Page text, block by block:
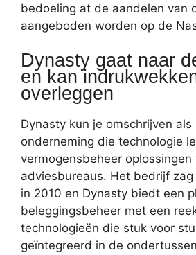
bedoeling at de aandelen van
aangeboden worden op de
Dynasty gaat naar
en kan
overleggen
Dynasty kun je omschrijven als
onderneming die technologie
vermogensbeheer oplossingen
adviesbureaus. Het bedrijf
in 2010 en Dynasty biedt een
beleggingsbeheer met een
technologieën die stuk voor
geïntegreerd in de